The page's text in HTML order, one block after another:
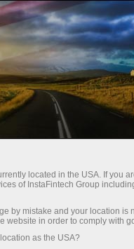
获得真正竞争力的
费，以及股票和指数交
件
located in the USA. If you
of InstaFintech Group
by mistake and your location is
website in order to comply with
as the USA?